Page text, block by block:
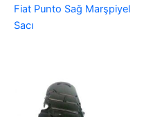
Fiat Punto Sağ Marşpiyel
Sacı